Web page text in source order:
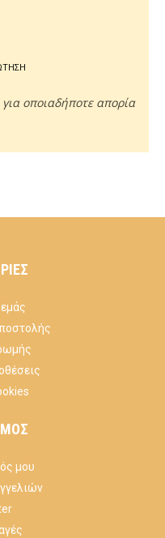
οποιαδήποτε απορία
μου